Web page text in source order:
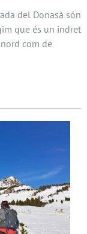
del Donasà són
que és un indret
com de